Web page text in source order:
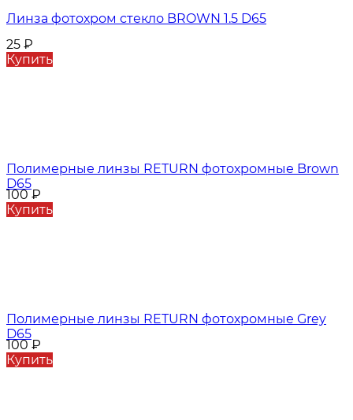
Линза фотохром стекло BROWN 1.5 D65
25 ₽
Купить
Полимерные линзы RETURN фотохромные Brown
D65
100₽
Купить
Полимерные линзы RETURN фотохромные Grey
D65
100₽
Купить